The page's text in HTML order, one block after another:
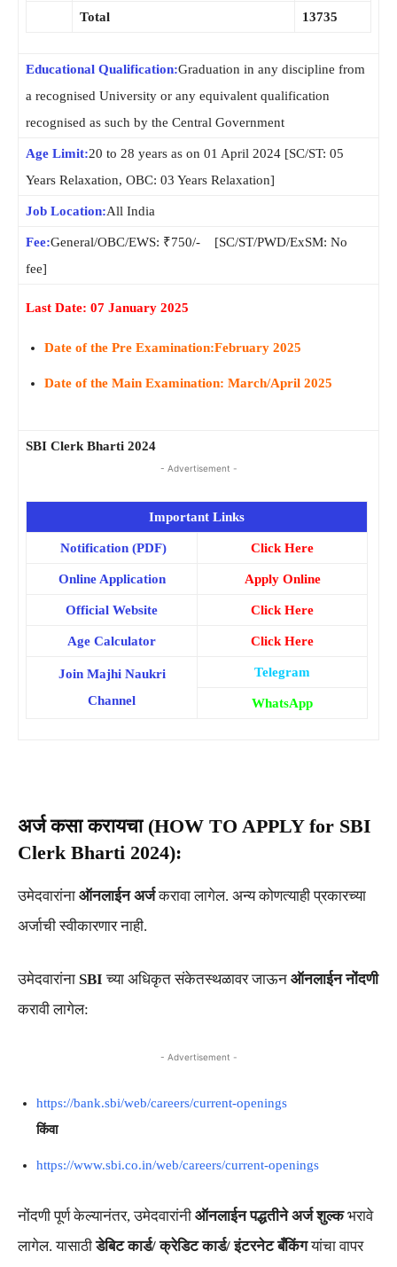
Total 13735
Educational Qualification:Graduation in any discipline from
a recognised University or any equivalent qualification
recognised as such by the Central Government
Age Limit:20 to 28 years as on 01 April 2024 [SC/ST: 05
Years Relaxation, OBC: 03 Years Relaxation]
Job Location:All India
Fee:General/OBC/EWS: ₹750/- [SC/ST/PWD/ExSM: No
fee]
Last Date: 07 January 2025
Date of the Pre Examination:February 2025
Date of the Main Examination: March/April 2025
SBI Clerk Bharti 2024
- Advertisement -
Important Links
Notification (PDF) Click Here
Online Application Apply Online
Official Website Click Here
Age Calculator Click Here
Join Majhi Naukri
Channel
Telegram
WhatsApp
अर्ज कसा करायचा (HOW TO APPLY for SBI
Clerk Bharti 2024):
उमेदवारांना ऑनलाईन अर्जकरावा लागेल. अन्य कोणत्याही प्रकारच्या
अर्जाची स्वीकारणार नाही.
उमेदवारांना SBI च्या अधिकृत संकेतस्थळावर जाऊन ऑनलाईन नोंदणी
करावी लागेल:
- Advertisement -
https://bank.sbi/web/careers/current-openings
किंवा
https://www.sbi.co.in/web/careers/current-openings
नोंदणी पूर्ण केल्यानंतर, उमेदवारांनी ऑनलाईन पद्धतीने अर्ज शुल्कभरावे
लागेल. यासाठीडेबिट कार्ड/ क्रेडिट कार्ड/ इंटरनेट बँकिंगयांचा वापर